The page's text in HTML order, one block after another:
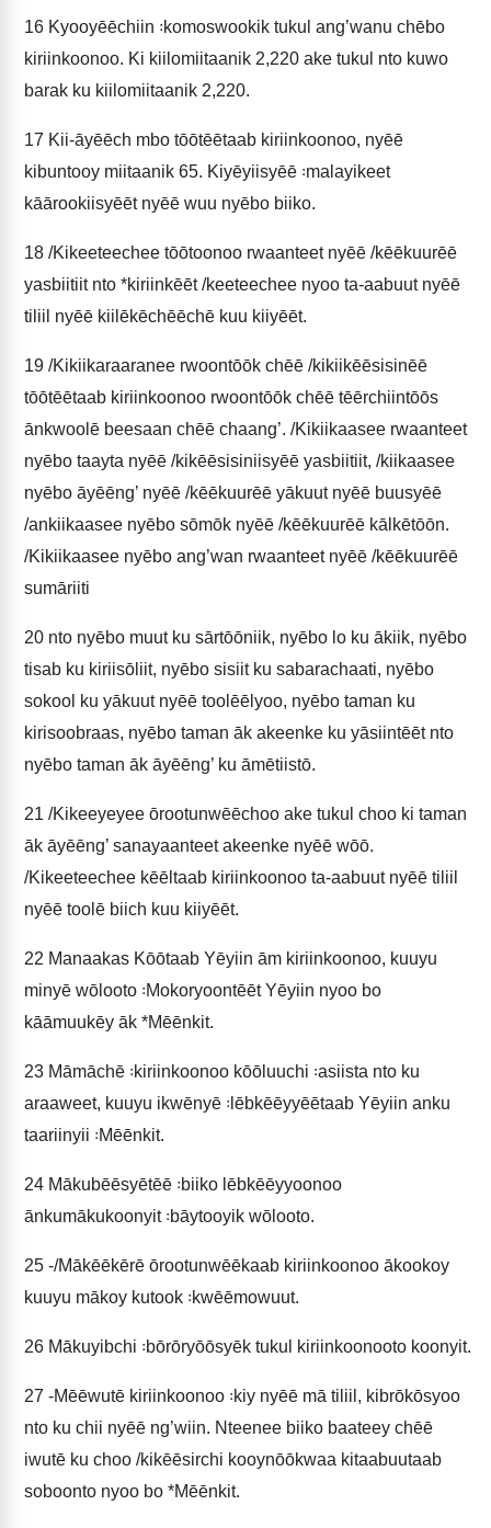
16 Kyooyēēchiin ꞉komoswookik tukul ang’wanu chēbo
kiriinkoonoo. Ki kiilomiitaanik 2,220 ake tukul nto kuwo
barak ku kiilomiitaanik 2,220.
17 Kii-āyēēch mbo tōōtēētaab kiriinkoonoo, nyēē
kibuntooy miitaanik 65. Kiyēyiisyēē ꞉malayikeet
kāārookiisyēēt nyēē wuu nyēbo biiko.
18 /Kikeeteechee tōōtoonoo rwaanteet nyēē /kēēkuurēē
yasbiitiit nto *kiriinkēēt /keeteechee nyoo ta-aabuut nyēē
tiliil nyēē kiilēkēchēēchē kuu kiiyēēt.
19 /Kikiikaraaranee rwoontōōk chēē /kikiikēēsisinēē
tōōtēētaab kiriinkoonoo rwoontōōk chēē tēērchiintōōs
ānkwoolē beesaan chēē chaang’. /Kikiikaasee rwaanteet
nyēbo taayta nyēē /kikēēsisiniisyēē yasbiitiit, /kiikaasee
nyēbo āyēēng’ nyēē /kēēkuurēē yākuut nyēē buusyēē
/ankiikaasee nyēbo sōmōk nyēē /kēēkuurēē kālkētōōn.
/Kikiikaasee nyēbo ang’wan rwaanteet nyēē /kēēkuurēē
sumāriiti
20 nto nyēbo muut ku sārtōōniik, nyēbo lo ku ākiik, nyēbo
tisab ku kiriisōliit, nyēbo sisiit ku sabarachaati, nyēbo
sokool ku yākuut nyēē toolēēlyoo, nyēbo taman ku
kirisoobraas, nyēbo taman āk akeenke ku yāsiintēēt nto
nyēbo taman āk āyēēng’ ku āmētiistō.
21 /Kikeeyeyee ōrootunwēēchoo ake tukul choo ki taman
āk āyēēng’ sanayaanteet akeenke nyēē wōō.
/Kikeeteechee kēēltaab kiriinkoonoo ta-aabuut nyēē tiliil
nyēē toolē biich kuu kiiyēēt.
22 Manaakas Kōōtaab Yēyiin ām kiriinkoonoo, kuuyu
minyē wōlooto ꞉Mokoryoontēēt Yēyiin nyoo bo
kāāmuukēy āk *Mēēnkit.
23 Māmāchē ꞉kiriinkoonoo kōōluuchi ꞉asiista nto ku
araaweet, kuuyu ikwēnyē ꞉lēbkēēyyēētaab Yēyiin anku
taariinyii ꞉Mēēnkit.
24 Mākubēēsyētēē ꞉biiko lēbkēēyyoonoo
ānkumākukoonyit ꞉bāytooyik wōlooto.
25 ‑/Mākēēkērē ōrootunwēēkaab kiriinkoonoo ākookoy
kuuyu mākoy kutook ꞉kwēēmowuut.
26 Mākuyibchi ꞉bōrōryōōsyēk tukul kiriinkoonooto koonyit.
27 ‑Mēēwutē kiriinkoonoo ꞉kiy nyēē mā tiliil, kibrōkōsyoo
nto ku chii nyēē ng’wiin. Nteenee biiko baateey chēē
iwutē ku choo /kikēēsirchi kooynōōkwaa kitaabuutaab
soboonto nyoo bo *Mēēnkit.